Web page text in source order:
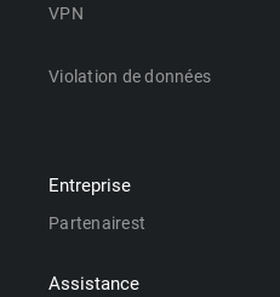
VPN
Violation de données
Entreprise
Partenairest
Assistance